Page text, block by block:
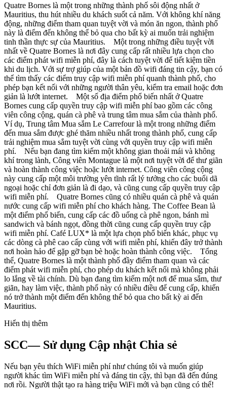
Quatre Bornes là một trong những thành phố sôi động nhất ở
Mauritius, thu hút nhiều du khách suốt cả năm. Với không khí năng
động, những điểm tham quan tuyệt vời và món ăn ngon, thành phố
này là điểm đến không thể bỏ qua cho bất kỳ ai muốn trải nghiệm
tinh thần thực sự của Mauritius. Một trong những điều tuyệt vời
nhất về Quatre Bornes là nơi đây cung cấp rất nhiều lựa chọn cho
các điểm phát wifi miễn phí, đây là cách tuyệt vời để tiết kiệm tiền
khi du lịch. Với sự trợ giúp của một bản đồ wifi đáng tin cậy, bạn có
thể tìm thấy các điểm truy cập wifi miễn phí quanh thành phố, cho
phép bạn kết nối với những người thân yêu, kiểm tra email hoặc đơn
giản là lướt internet. Một số địa điểm phổ biến nhất ở Quatre
Bornes cung cấp quyền truy cập wifi miễn phí bao gồm các công
viên công cộng, quán cà phê và trung tâm mua sắm của thành phố.
Ví dụ, Trung tâm Mua sắm Le Carrefour là một trong những điểm
đến mua sắm được ghé thăm nhiều nhất trong thành phố, cung cấp
trải nghiệm mua sắm tuyệt vời cùng với quyền truy cập wifi miễn
phí. Nếu bạn đang tìm kiếm một không gian thoải mái và không
khí trong lành, Công viên Montague là một nơi tuyệt vời để thư giãn
và hoàn thành công việc hoặc lướt internet. Công viên công cộng
này cung cấp một môi trường yên tĩnh rất lý tưởng cho các buổi dã
ngoại hoặc chỉ đơn giản là đi dạo, và cũng cung cấp quyền truy cập
wifi miễn phí. Quatre Bornes cũng có nhiều quán cà phê và quán
nước cung cấp wifi miễn phí cho khách hàng. The Coffee Bean là
một điểm phổ biến, cung cấp các đồ uống cà phê ngon, bánh mì
sandwich và bánh ngọt, đồng thời cũng cung cấp quyền truy cập
wifi miễn phí. Café LUX* là một lựa chọn phổ biến khác, phục vụ
các dòng cà phê cao cấp cùng với wifi miễn phí, khiến đây trở thành
nơi hoàn hảo để gặp gỡ bạn bè hoặc hoàn thành công việc. Tổng
thể, Quatre Bornes là một thành phố đầy điểm tham quan và các
điểm phát wifi miễn phí, cho phép du khách kết nối mà không phải
lo lắng về tài chính. Dù bạn đang tìm kiếm một nơi để mua sắm, thư
giãn, hay làm việc, thành phố này có nhiều điều để cung cấp, khiến
nó trở thành một điểm đến không thể bỏ qua cho bất kỳ ai đến
Mauritius.
Hiển thị thêm
SCC— Sử dụng Cập nhật Chia sẻ
Nếu bạn yêu thích WiFi miễn phí như chúng tôi và muốn giúp
người khác tìm WiFi miễn phí và đáng tin cậy, thì bạn đã đến đúng
nơi rồi. Người thật tạo ra hàng triệu WiFi mới và bạn cũng có thể!